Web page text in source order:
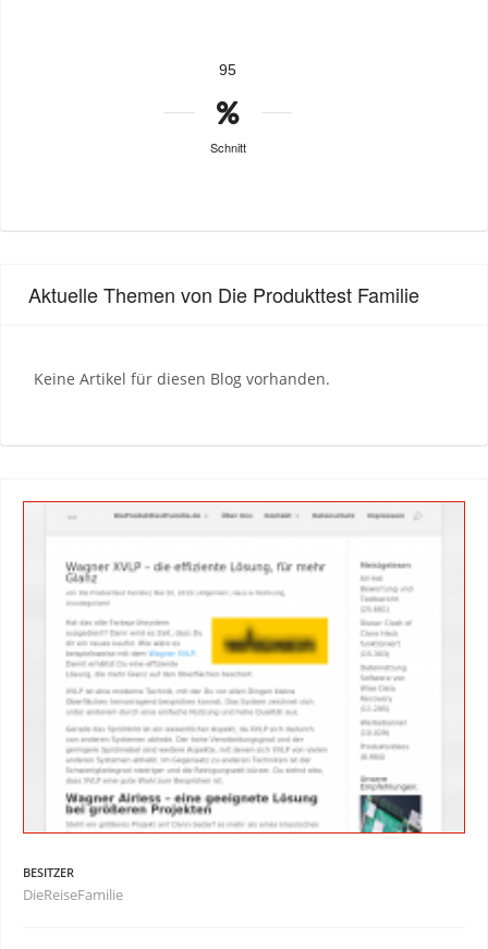
95
Schnitt
Aktuelle Themen von Die Produkttest Familie
Keine Artikel für diesen Blog vorhanden.
BESITZER
DieReiseFamilie